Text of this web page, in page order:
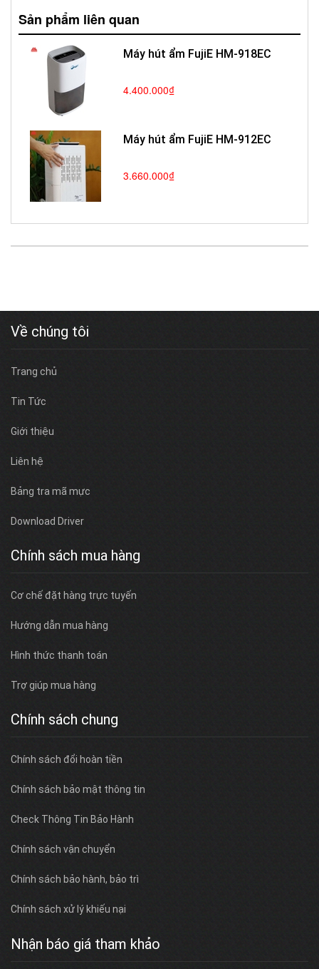
Sản phẩm liên quan
Máy hút ẩm FujiE HM-918EC
4.400.000₫
Máy hút ẩm FujiE HM-912EC
3.660.000₫
Về chúng tôi
Trang chủ
Tin Tức
Giới thiệu
Liên hệ
Bảng tra mã mực
Download Driver
Chính sách mua hàng
Cơ chế đặt hàng trực tuyến
Hướng dẫn mua hàng
Hình thức thanh toán
Trợ giúp mua hàng
Chính sách chung
Chính sách đổi hoàn tiền
Chính sách bảo mật thông tin
Check Thông Tin Bảo Hành
Chính sách vận chuyển
Chính sách bảo hành, bảo trì
Chính sách xử lý khiếu nại
Nhận báo giá tham khảo